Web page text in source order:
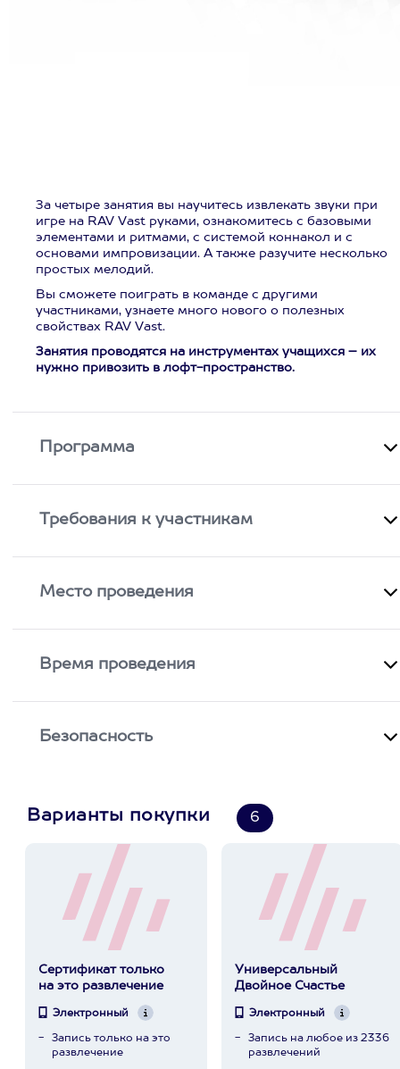
За четыре занятия вы научитесь извлекать звуки при
игре на RAV Vast руками, ознакомитесь с базовыми
элементами и ритмами, с системой коннакол и с
основами импровизации. А также разучите несколько
простых мелодий.
Вы сможете поиграть в команде с другими
участниками, узнаете много нового о полезных
свойствах RAV Vast.
Занятия проводятся на инструментах учащихся – их
нужно привозить в лофт-пространство.
Программа
Требования к участникам
Место проведения
Время проведения
Безопасность
Варианты покупки 6
Сертификат только
на это развлечение
Электронный
Запись только на это
развлечение
Универсальный
Двойное Счастье
Электронный
Запись на любое из 2336
развлечений